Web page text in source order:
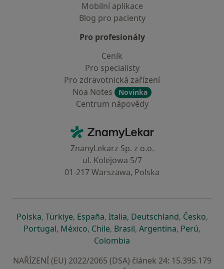
Mobilní aplikace
Blog pro pacienty
Pro profesionály
Ceník
Pro specialisty
Pro zdravotnická zařízení
Noa Notes
Novinka
Centrum nápovědy
ZnamyLekar - Hlavní stránka
ZnanyLekarz Sp. z o.o.
ul. Kolejowa 5/7
01-217 Warszawa, Polska
Polskase otevře v nové záložce
, Türkiyese otevře v nové záložce
, Españase otevře v nové záložce
, Italiase otevře v nové záložce
, Deutschlandse otevře v
, Českose
,
Portugalse otevře v nové záložce
, Méxicose otevře v nové záložce
, Chilese otevře v nové záložce
, Brasilse otevře v nové
, Argentinase otevře v
, Perúse
,
Colombia
NAŘÍZENÍ (EU) 2022/2065 (DSA) článek 24: 15.395.179